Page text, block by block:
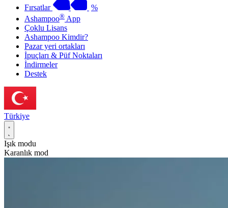
Fırsatlar
%
Ashampoo® App
Çoklu Lisans
Ashampoo Kimdir?
Pazar yeri ortakları
İpuçları & Püf Noktaları
İndirmeler
Destek
Türkiye
Işık modu
Karanlık mod